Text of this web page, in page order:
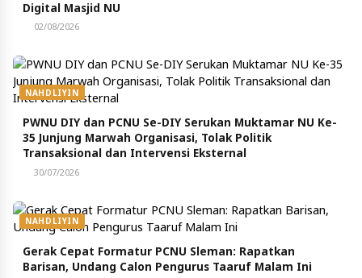
Digital Masjid NU
02/08/2026
NAHDLIYIN
PWNU DIY dan PCNU Se-DIY Serukan Muktamar NU Ke-
35 Junjung Marwah Organisasi, Tolak Politik
Transaksional dan Intervensi Eksternal
30/07/2026
NAHDLIYIN
Gerak Cepat Formatur PCNU Sleman: Rapatkan
Barisan, Undang Calon Pengurus Taaruf Malam Ini